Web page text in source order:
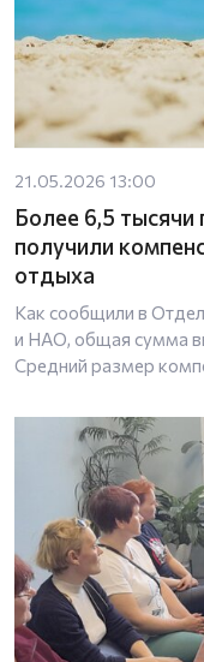
21.05.2026 13:00
Более 6,5
получили
отдыха
Как сообщили в
и НАО, общая сумма
Средний размер